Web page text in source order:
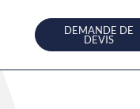
DEMANDE DE
DEVIS